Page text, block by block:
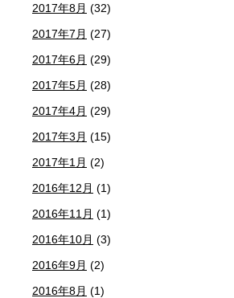
2017年8月 (32)
2017年7月 (27)
2017年6月 (29)
2017年5月 (28)
2017年4月 (29)
2017年3月 (15)
2017年1月 (2)
2016年12月 (1)
2016年11月 (1)
2016年10月 (3)
2016年9月 (2)
2016年8月 (1)